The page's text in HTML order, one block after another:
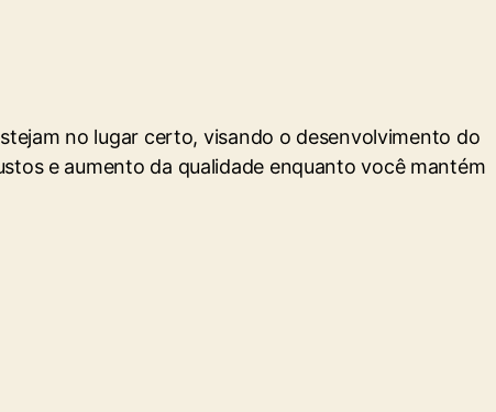
no lugar certo, visando o desenvolvimento do
e aumento da qualidade enquanto você mantém